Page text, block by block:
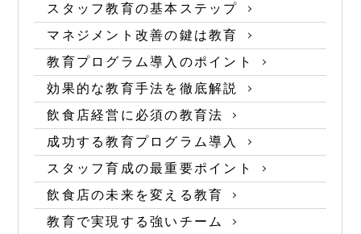
スタッフ教育の基本ステップ
マネジメント改善の鍵は教育
教育プログラム導入のポイント
効果的な教育手法を徹底解説
飲食店経営に必須の教育法
成功する教育プログラム導入
スタッフ育成の最重要ポイント
飲食店の未来を変える教育
教育で実現する強いチーム